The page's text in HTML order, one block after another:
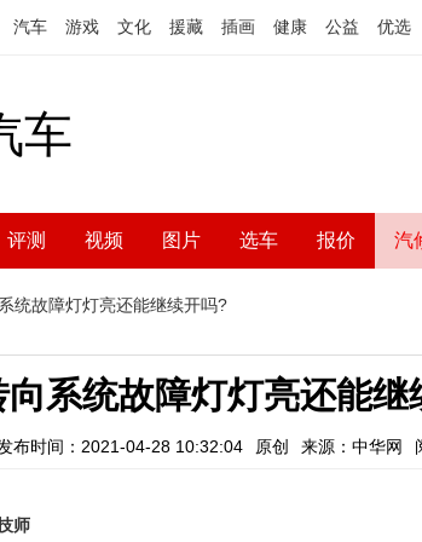
汽车 游戏 文化 援藏 插画 健康 公益 优选
车
评测 视频 图片 选车 报价 汽
统故障灯灯亮还能继续开吗?
向系统故障灯灯亮还能继
布时间：2021-04-28 10:32:04 原创 来源：中华网
师